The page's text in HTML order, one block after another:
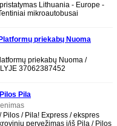
Lithuania - Europe -
mikroautobusai
priekabų Nuoma
37062387452
priekabų Nuoma /
37062387452
Pila
/ Pila! Express / ekspres
pervežimas į/iš Pilą / Pilos